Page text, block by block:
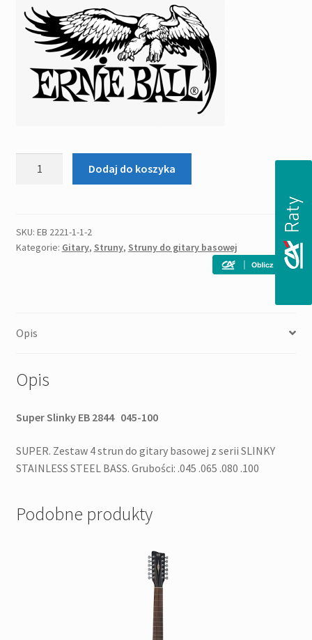
2844
seria
komplet
gitary
Dodaj do koszyka
SKU: EB 2221-1-1-2
Kategorie: Gitary, Struny, Struny do gitary basowej
Opis
Opis
Super Slinky EB 2844 045-100
SUPER. Zestaw 4 strun do gitary basowej z serii SLINKY
STAINLESS STEEL BASS. Grubości: .045 .065 .080 .100
Podobne produkty